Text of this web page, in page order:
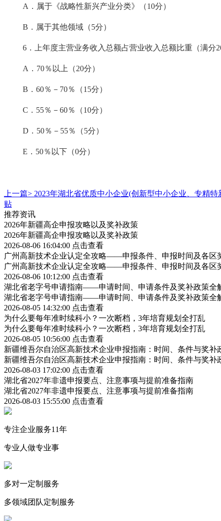
A．属于《战略性新兴产业分类》（10分）
B．属于其他领域（5分）
6．上年度主营业务收入总额占营业收入总额比重（满分
A．70％以上（20分）
B．60％－70％（15分）
C．55％－60％（10分）
D．50％－55％（5分）
E．50％以下（0分）
上一篇> 2023年湖北省优质中小企业(创新型中小企业、专精
贴
推荐资讯
2026年新疆高企申报攻略以及奖补政策
2026年新疆高企申报攻略以及奖补政策
2026-08-06 16:04:00 点击查看
广州高新技术企业认定全攻略——申报条件、申报时间及各区
广州高新技术企业认定全攻略——申报条件、申报时间及各区
2026-08-06 10:12:00 点击查看
湖北省老字号申请指南——申请时间、申请条件及奖补政策全
湖北省老字号申请指南——申请时间、申请条件及奖补政策全
2026-08-05 14:32:00 点击查看
为什么要每年准时续科小？一次断档，3年培育规划全打乱
为什么要每年准时续科小？一次断档，3年培育规划全打乱
2026-08-05 10:56:00 点击查看
新疆维吾尔自治区高新技术企业申报指南：时间、条件与奖补
新疆维吾尔自治区高新技术企业申报指南：时间、条件与奖补
2026-08-03 17:02:00 点击查看
湖北省2027年非遗申报要点、注意事项与提前准备指南
湖北省2027年非遗申报要点、注意事项与提前准备指南
2026-08-03 15:55:00 点击查看
专注企业服务11年
专业人做专业事
多对一定制服务
多领域团队定制服务